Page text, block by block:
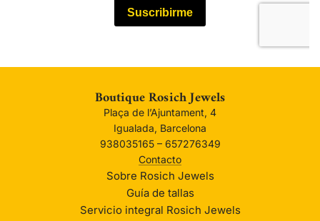
Boutique Rosich Jewels
Plaça de l’Ajuntament, 4
Igualada, Barcelona
938035165 – 657276349
Contacto
Sobre Rosich Jewels
Guía de tallas
Servicio integral Rosich Jewels